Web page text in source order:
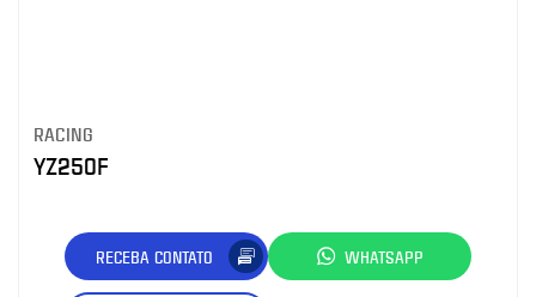
RACING
YZ250F
RECEBA CONTATO WHATSAPP